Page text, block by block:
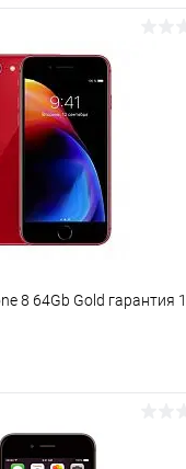
8 64Gb Gold гарантия
В корзину